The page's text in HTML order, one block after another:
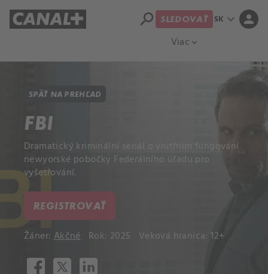
Viac expand_more
search SLEDOVAŤ SK expand_more person
SPÄŤ NA PREHĽAD
FBI
Dramatický kriminální seriál o vnitřním fungování
newyorské pobočky Federálního úřadu pro
vyšetřování.
REGISTROVAŤ
Žáner: Akčné Rok: 2025 Veková hranica: 12+